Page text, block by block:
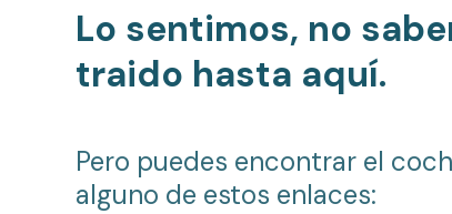
Lo sentimos, no
traido hasta aquí.
Pero puedes encontrar el
alguno de estos enlaces: